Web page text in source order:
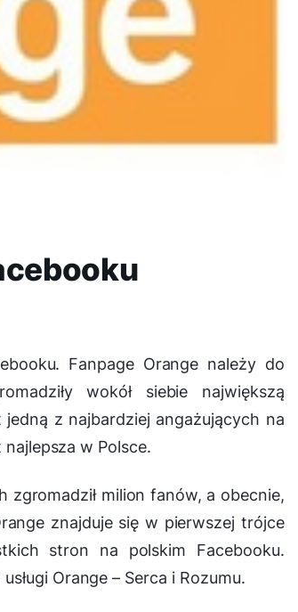
Fanpage Orange należy do
wokół siebie największą
z najbardziej angażujących na
w Polsce.
zgromadził milion fanów, a obecnie,
znajduje się w pierwszej trójce
stron na polskim Facebooku.
Orange – Serca i Rozumu.